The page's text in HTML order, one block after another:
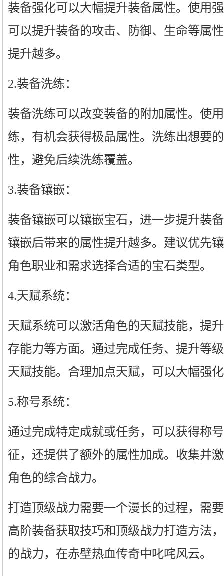
装备强化可以大幅提升装备属性。使用
可以提升装备的攻击、防御、生命等属
提升越多。
2.装备洗练：
装备洗练可以改变装备的附加属性。使
练，有机会获得极品属性。洗练出想要
性，避免后续洗练覆盖。
3.装备镶嵌：
装备镶嵌可以镶嵌宝石，进一步提升装
镶嵌后带来的属性提升越多。建议优先
角色职业和需求选择合适的宝石类型。
4.天赋系统：
天赋系统可以激活角色的天赋技能，提
存能力等方面。通过完成任务、提升等
天赋技能。合理加点天赋，可以大幅强
5.称号系统：
通过完成特定成就或任务，可以获得称
征，还提供了额外的属性加成。收集并
角色的综合战力。
打造顶级战力需要一个漫长的过程，需
高阶装备获取技巧和顶级战力打造方法
的战力，在赤壁热血传奇中叱咤风云。